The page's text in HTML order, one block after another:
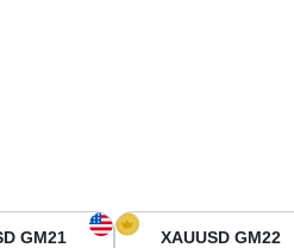
XAUUSD GM22
GM21